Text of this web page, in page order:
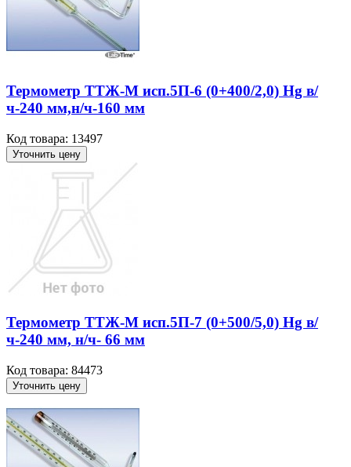
Термометр ТТЖ-М исп.5П-6 (0+400/2,0) Hg в/
ч-240 мм,н/ч-160 мм
Код товара: 13497
Уточнить цену
Термометр ТТЖ-М исп.5П-7 (0+500/5,0) Hg в/
ч-240 мм, н/ч- 66 мм
Код товара: 84473
Уточнить цену